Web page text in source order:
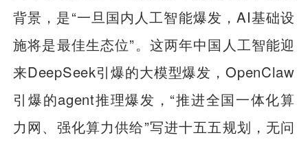
背景，是“一旦国内人工智能爆发，AI基础设
施将是最佳生态位”。这两年中国人工智能迎
来DeepSeek引爆的大模型爆发，OpenClaw
引爆的agent推理爆发，“推进全国一体化算
力网、强化算力供给”写进十五五规划，无问